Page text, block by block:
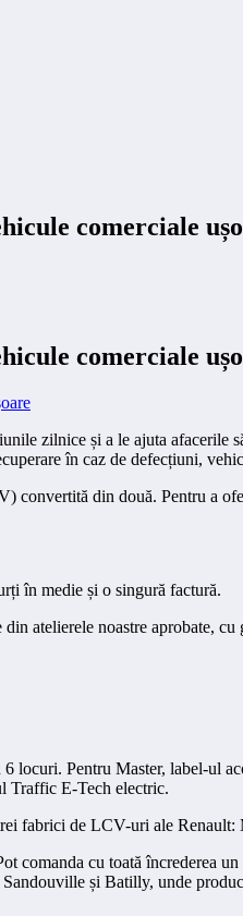
comerciale
comerciale
zilnice și a le ajuta afacerile
în caz de defecțiuni,
din două. Pentru a
în medie și o singură factură.
atelierele noastre aprobate,
Pentru Master, label-ul
Traffic E-Tech electric.
fabrici de LCV-uri ale
comanda cu toată încrederea
și Batilly, unde